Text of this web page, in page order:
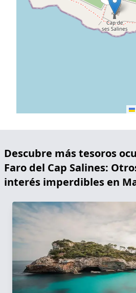
Descubre más tesoros
Faro del Cap Salines:
interés imperdibles en